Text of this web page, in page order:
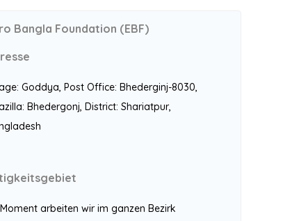
Bangla Foundation (EBF)
Goddya, Post Office: Bhederginj-8030,
Bhedergonj, District: Shariatpur,
arbeiten wir im ganzen Bezirk